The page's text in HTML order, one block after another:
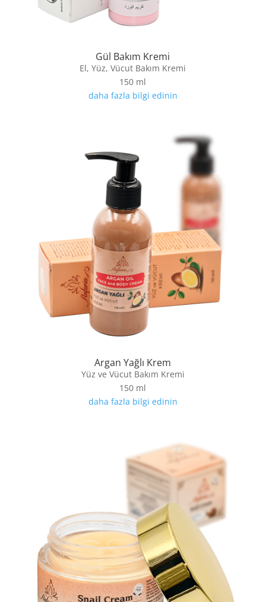
Gül Bakım Kremi
El, Yüz, Vücut Bakım Kremi
150 ml
daha fazla bilgi edinin
Argan Yağlı Krem
Yüz ve Vücut Bakım Kremi
150 ml
daha fazla bilgi edinin